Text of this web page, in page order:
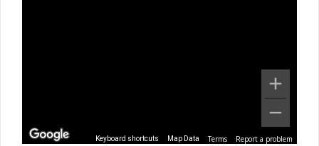
Keyboard shortcuts Map Data Terms Report a problem